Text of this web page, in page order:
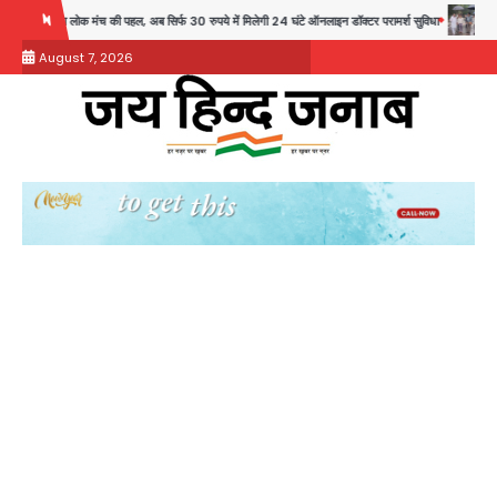
content
की पहल, अब सिर्फ 30 रुपये में मिलेगी 24 घंटे ऑनलाइन डॉक्टर परामर्श सुविधा Noida Authority:
August 7, 2026